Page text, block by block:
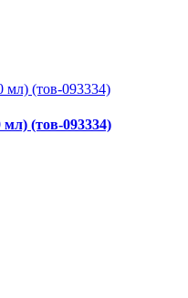
(тов-093334)